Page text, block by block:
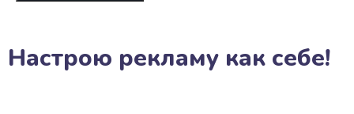
Настрою рекламу как себе!